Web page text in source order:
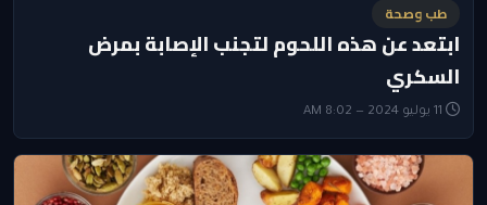
طب وصحة
ابتعد عن هذه اللحوم لتجنب الإصابة بمرض
السكري